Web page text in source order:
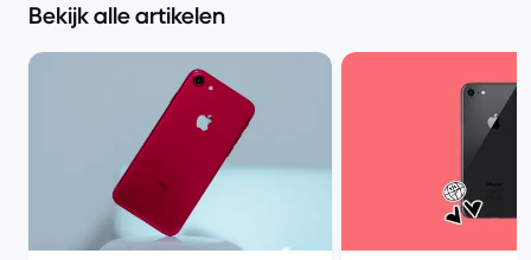
Bekijk alle artikelen